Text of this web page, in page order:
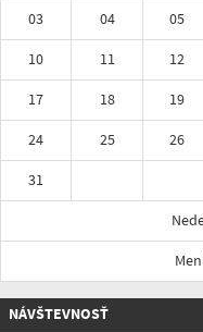
03
04 05
10
11 12
17
18 19
24
25 26
31
NÁVŠTEVNOSŤ